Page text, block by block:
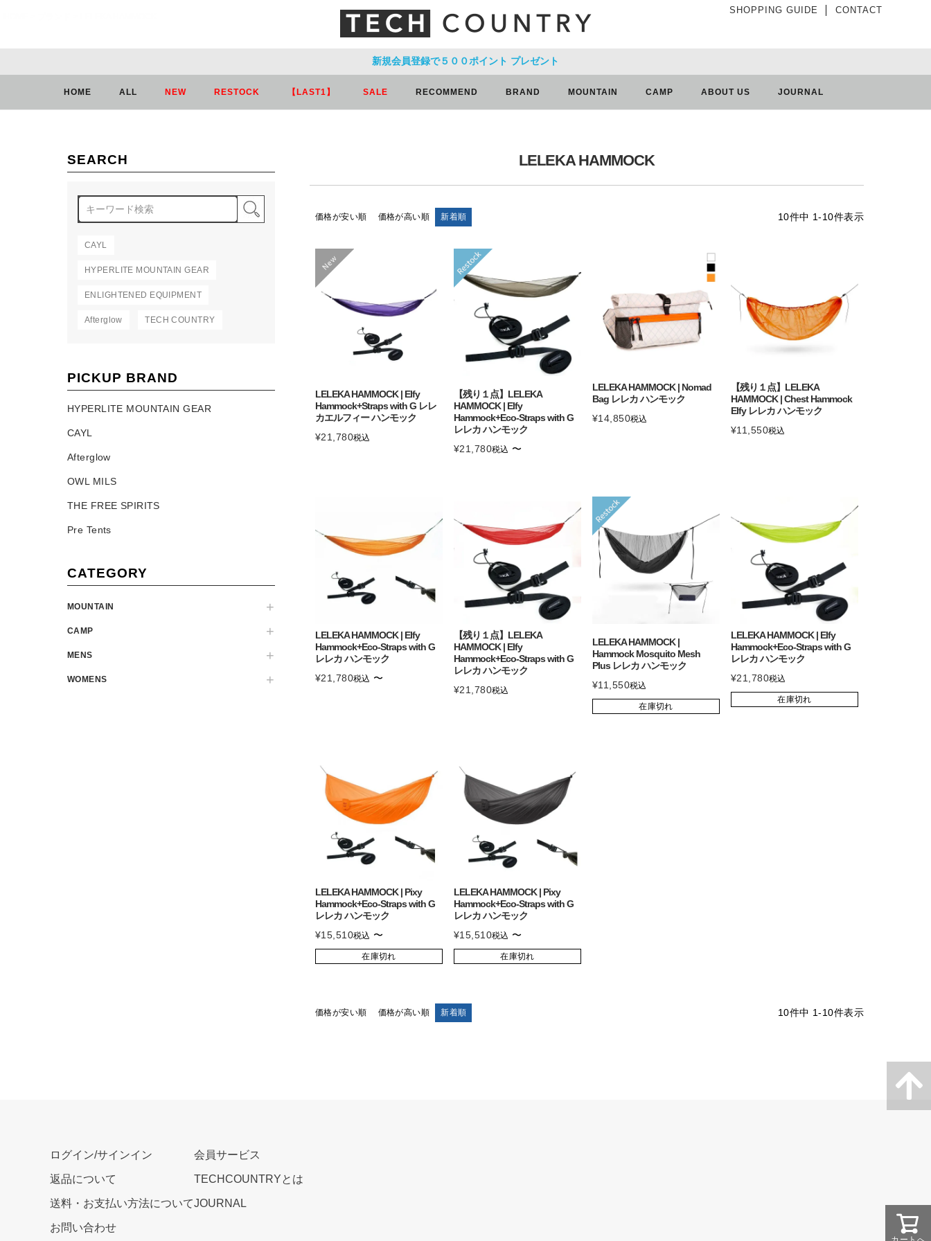
SHOPPING GUIDE CONTACT
新規会員登録で５００ポイント プレゼント
HOME ALL NEW RESTOCK 【LAST1】 SALE RECOMMEND BRAND MOUNTAIN CAMP ABOUT US JOURNAL
SEARCH
CAYL
HYPERLITE MOUNTAIN GEAR
ENLIGHTENED EQUIPMENT
Afterglow TECH COUNTRY
PICKUP BRAND
HYPERLITE MOUNTAIN GEAR
CAYL
Afterglow
OWL MILS
THE FREE SPIRITS
Pre Tents
CATEGORY
MOUNTAIN
CAMP
MENS
WOMENS
LELEKA HAMMOCK
価格が安い順 価格が高い順 新着順 10件中 1-10件表示
LELEKA HAMMOCK | Elfy
Hammock+Straps with G レレ
カエルフィー ハンモック
¥21,780税込
【残り１点】LELEKA
HAMMOCK | Elfy
Hammock+Eco-Straps with G
レレカ ハンモック
¥21,780税込 〜
LELEKA HAMMOCK | Nomad
Bag レレカ ハンモック
¥14,850税込
【残り１点】LELEKA
HAMMOCK | Chest Hammock
Elfy レレカ ハンモック
¥11,550税込
LELEKA HAMMOCK | Elfy
Hammock+Eco-Straps with G
レレカ ハンモック
¥21,780税込 〜
【残り１点】LELEKA
HAMMOCK | Elfy
Hammock+Eco-Straps with G
レレカ ハンモック
¥21,780税込
LELEKA HAMMOCK |
Hammock Mosquito Mesh
Plus レレカ ハンモック
¥11,550税込
在庫切れ
LELEKA HAMMOCK | Elfy
Hammock+Eco-Straps with G
レレカ ハンモック
¥21,780税込
在庫切れ
LELEKA HAMMOCK | Pixy
Hammock+Eco-Straps with G
レレカ ハンモック
¥15,510税込 〜
在庫切れ
LELEKA HAMMOCK | Pixy
Hammock+Eco-Straps with G
レレカ ハンモック
¥15,510税込 〜
在庫切れ
価格が安い順 価格が高い順 新着順 10件中 1-10件表示
ログイン/サインイン
返品について
送料・お支払い方法について
お問い合わせ
会員サービス
TECHCOUNTRYとは
JOURNAL